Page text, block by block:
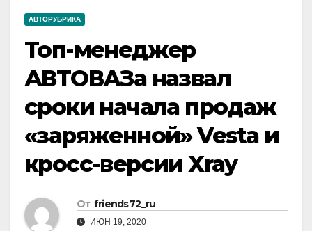
АВТОРУБРИКА
Топ-менеджер
АВТОВАЗа назвал
сроки начала продаж
«заряженной» Vesta и
кросс-версии Xray
От friends72_ru
ИЮН 19, 2020